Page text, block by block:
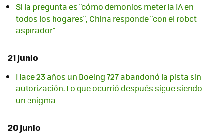
Si la pregunta es "cómo demonios meter la IA en
todos los hogares", China responde "con el robot-
aspirador"
21 junio
Hace 23 años un Boeing 727 abandonó la pista sin
autorización. Lo que ocurrió después sigue siendo
un enigma
20 junio